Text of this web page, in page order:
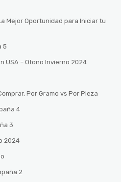
Mejor Oportunidad para Iniciar tu
5
USA – Otono Invierno 2024
Por Gramo vs Por Pieza
4
3
2024
2